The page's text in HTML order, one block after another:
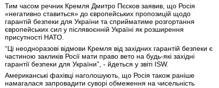
Тим часом речник Кремля Дмитро Пєсков заявив, що Росія
«негативно ставиться» до європейських пропозицій щодо
гарантій безпеки для України та сприйматиме розгортання
європейських сил у післявоєнній Україні як розширення
присутності НАТО.
“Ці неодноразові відмови Кремля від західних гарантій безпеки є
частиною закликів Росії мати право вето на будь-які західні
гарантії безпеки для України”, - йдеться у звіті ISW.
Американські фахівці наголошують, що Росія також раніше
намагалася запровадити суворі обмеження на чисельність